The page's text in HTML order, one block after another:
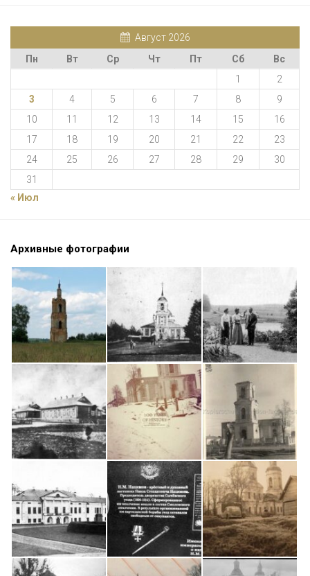
Август 2026
Пн
Вт Ср Чт Пт Сб
Вс
1
2
3
4 5 6 7 8
9
10
11 12 13 14 15
16
17
18 19 20 21 22
23
24
25 26 27 28 29
30
31
« Июл
Архивные фотографии